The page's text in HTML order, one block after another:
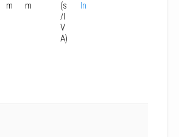
m
m
(s
/I
V
A)
In